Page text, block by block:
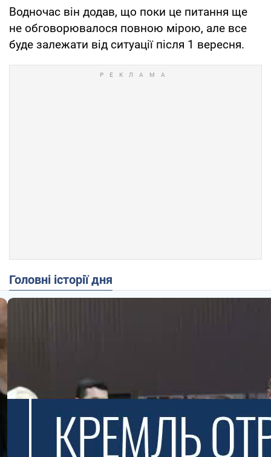
Водночас він додав, що поки це питання ще
не обговорювалося повною мірою, але все
буде залежати від ситуації після 1 вересня.
Головні історії дня